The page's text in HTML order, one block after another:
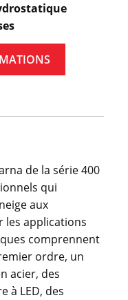
de la série 400
qui
aux
les applications
comprennent
ordre, un
acier, des
à LED, des